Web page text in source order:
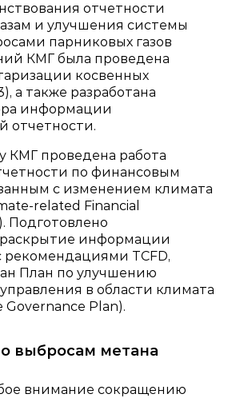
отчетности
и улучшения системы
парниковых газов
КМГ была проведена
косвенных
а также разработана
информации
отчетности.
КМГ проведена работа
по финансовым
с изменением климата
Financial
Подготовлено
информации
рекомендациями TCFD,
План по улучшению
в области климата
Governance Plan).
выбросам метана
внимание сокращению